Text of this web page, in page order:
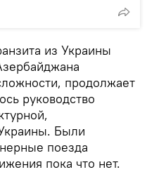
из Украины
продолжает
руководство
Были
поезда
пока что нет.